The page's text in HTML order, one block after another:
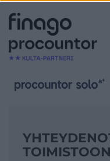
TOIMISTOON